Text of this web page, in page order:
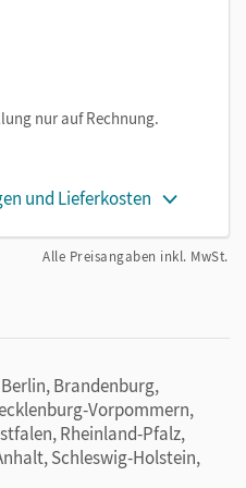
nur auf Rechnung.
und Lieferkosten
Alle Preisangaben inkl. MwSt.
Brandenburg,
Vorpommern,
Rheinland-Pfalz,
Schleswig-Holstein,